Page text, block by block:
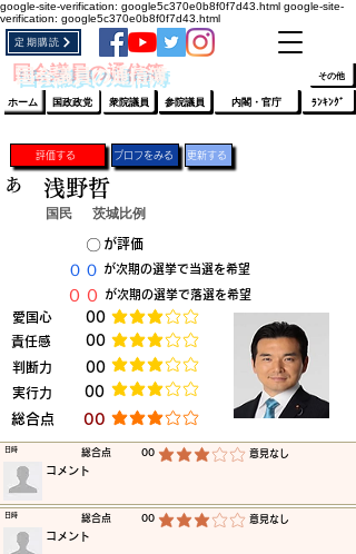
google-site-verification: google5c370e0b8f0f7d43.html google-site-
verification: google5c370e0b8f0f7d43.html
​国会議員の通信簿
定期購読
ホーム 国政政党 衆院議員 参院議員 ﾗﾝｷﾝｸﾞ
内閣・官庁
その他
評価する プロフをみる 更新する
国民 茨城比例
​が評価
​が次期の選挙で当選を希望
​が次期の選挙で落選を希望
​愛国心 ​00 平均評価 3 /5
​責任感 ​00 平均評価 3 /5
​判断力 ​00 平均評価 3 /5
​実行力 ​00 平均評価 3 /5
​総合点 ​00 平均評価 3 /5
あ 浅野哲
​〇​
​００
​００
​総合点 00 平均評価 3 /5 ​意見なし
​日時
​コメント
​総合点 00 平均評価 3 /5 ​意見なし
​日時
​コメント